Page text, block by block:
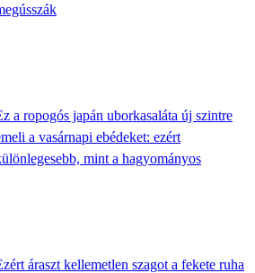
a ropogós japán uborkasaláta új szintre
a vasárnapi ebédeket: ezért
mint a hagyományos
áraszt kellemetlen szagot a fekete ruha